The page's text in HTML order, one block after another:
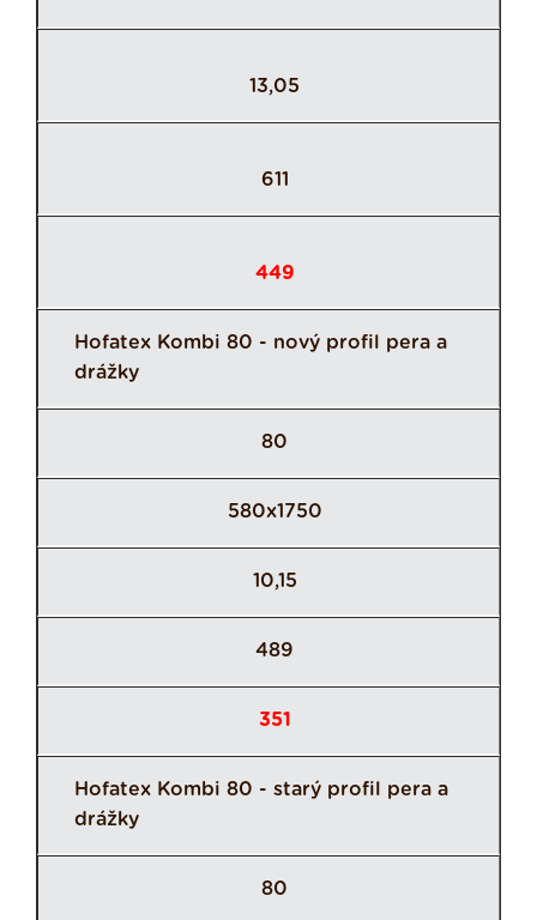
13,05
611
449
Hofatex Kombi 80 - nový profil pera a
drážky
80
580x1750
10,15
489
351
Hofatex Kombi 80 - starý profil pera a
drážky
80